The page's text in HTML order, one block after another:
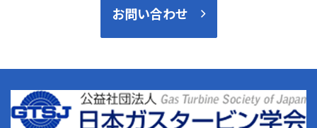
お問い合わせ